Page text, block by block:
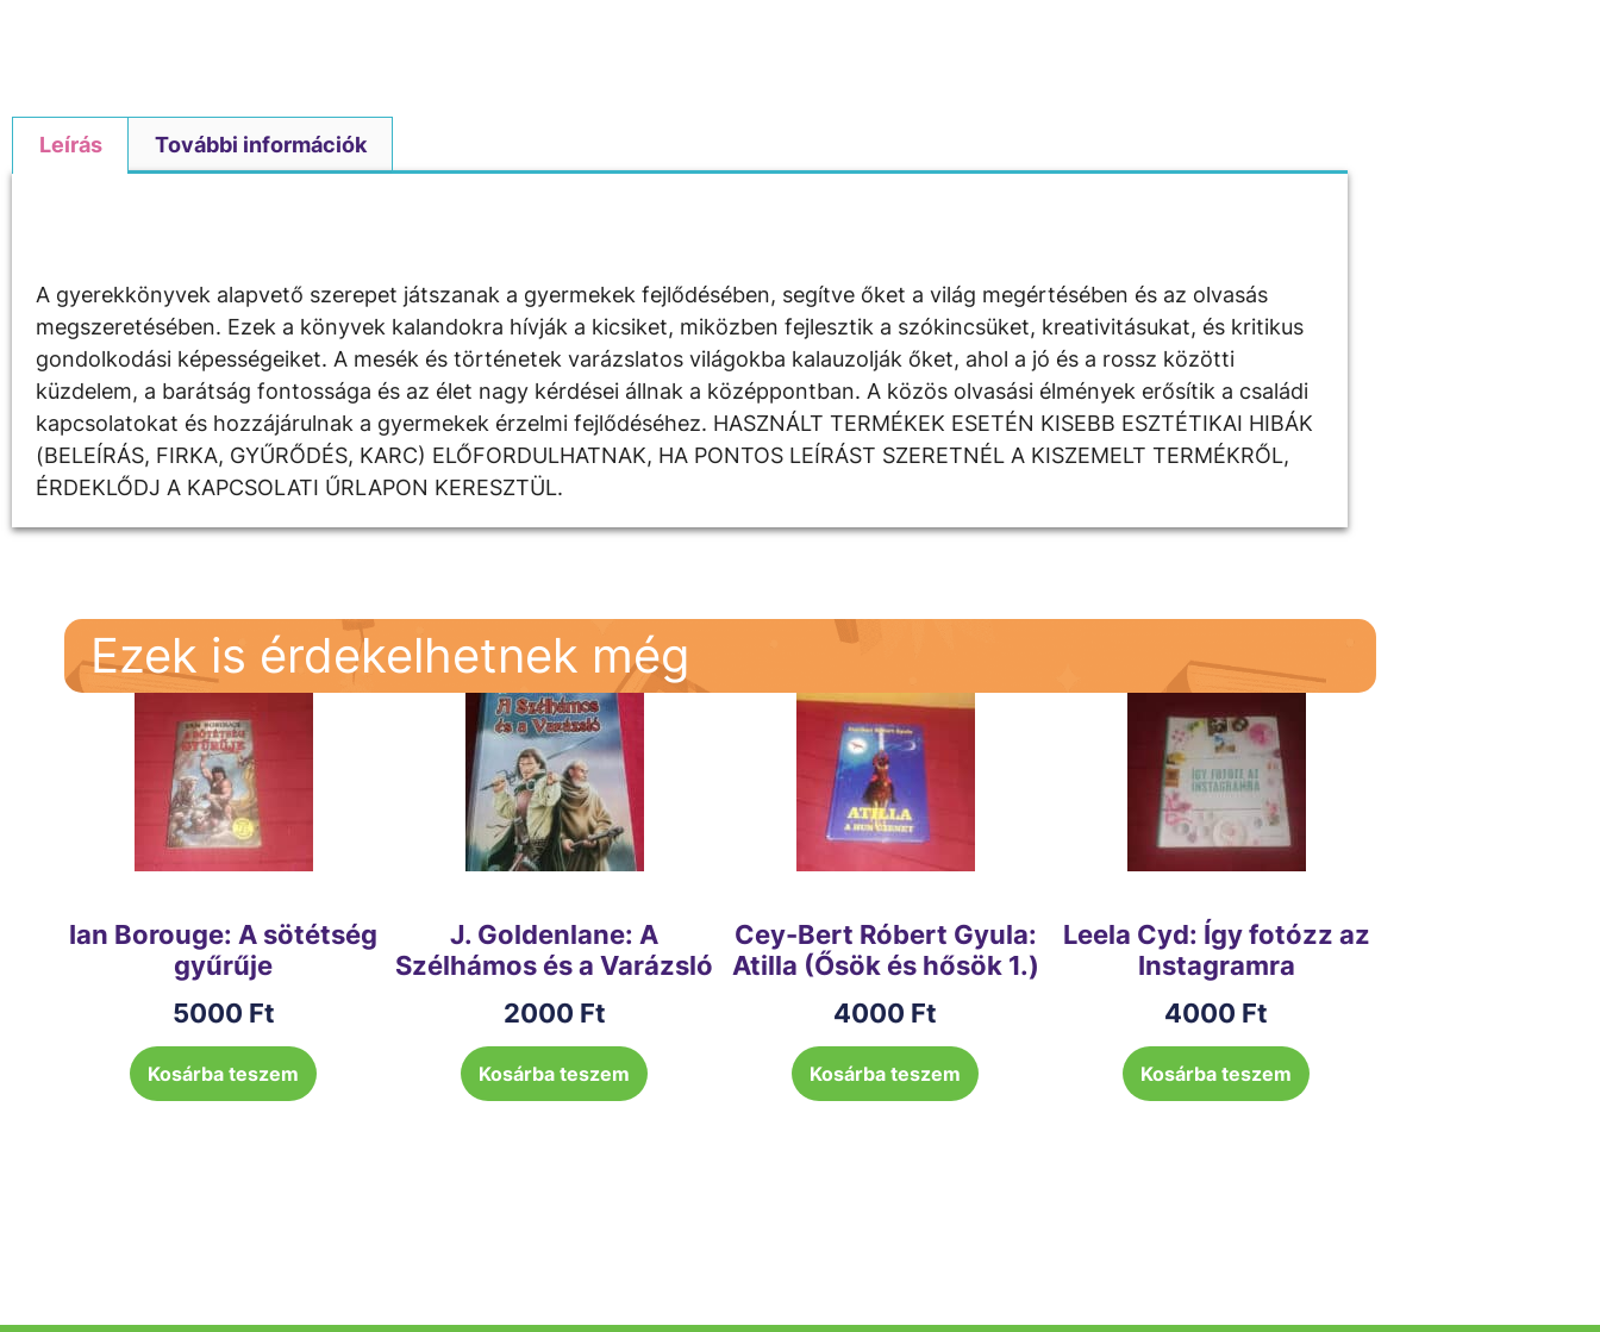
Leírás További információk
A gyerekkönyvek alapvető szerepet játszanak a gyermekek fejlődésében, segítve őket a világ megértésében és az olvasás
megszeretésében. Ezek a könyvek kalandokra hívják a kicsiket, miközben fejlesztik a szókincsüket, kreativitásukat, és kritikus
gondolkodási képességeiket. A mesék és történetek varázslatos világokba kalauzolják őket, ahol a jó és a rossz közötti
küzdelem, a barátság fontossága és az élet nagy kérdései állnak a középpontban. A közös olvasási élmények erősítik a családi
kapcsolatokat és hozzájárulnak a gyermekek érzelmi fejlődéséhez. HASZNÁLT TERMÉKEK ESETÉN KISEBB ESZTÉTIKAI HIBÁK
(BELEÍRÁS, FIRKA, GYŰRŐDÉS, KARC) ELŐFORDULHATNAK, HA PONTOS LEÍRÁST SZERETNÉL A KISZEMELT TERMÉKRŐL,
ÉRDEKLŐDJ A KAPCSOLATI ŰRLAPON KERESZTÜL.
Ezek is érdekelhetnek még
Ian Borouge: A sötétség
gyűrűje
5000 Ft
Kosárba teszem
J. Goldenlane: A
Szélhámos és a Varázsló
2000 Ft
Kosárba teszem
Cey-Bert Róbert Gyula:
Atilla (Ősök és hősök 1.)
4000 Ft
Kosárba teszem
Leela Cyd: Így fotózz az
Instagramra
4000 Ft
Kosárba teszem